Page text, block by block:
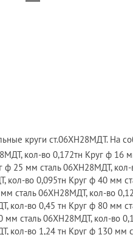
круги ст.06XH28MДT. На
кол-во 0,172тн Круг ф 16
25 мм сталь 06ХН28МДТ,
во 0,095тн Круг ф 40 мм
сталь 06ХН28МДТ, кол-во
во 0,45 тн Круг ф 80 мм
сталь 06ХН28МДТ, кол-во
во 1,24 тн Круг ф 130 мм